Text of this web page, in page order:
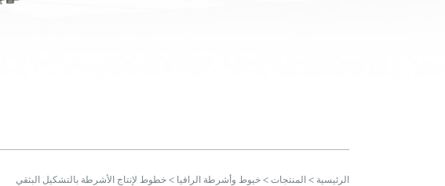
الرئيسية > المنتجات > خيوط وأشرطة الرافيا > خطوط لإنتاج الأشرطة بالتشكيل البثقي